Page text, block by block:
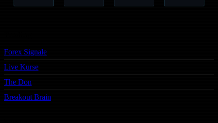
Forex Signale
Live Kurse
The Don
Breakout Brain